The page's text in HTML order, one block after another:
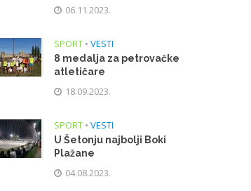
06.11.2023.
SPORT • VESTI
8 medalja za petrovačke
atletičare
18.09.2023.
SPORT • VESTI
U Šetonju najbolji Boki
Plažane
04.08.2023.